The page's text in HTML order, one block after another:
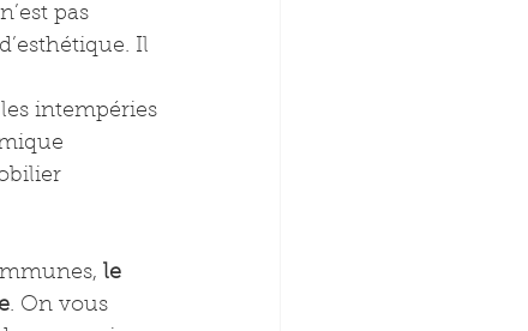
pas
Il
intempéries
le
. On vous